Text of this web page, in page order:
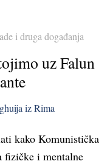
i druga događanja
uz Falun
iz Rima
kako Komunistička
fizičke i mentalne